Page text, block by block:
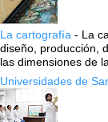
La cartografía - La
diseño, producción,
las dimensiones de
Universidades de